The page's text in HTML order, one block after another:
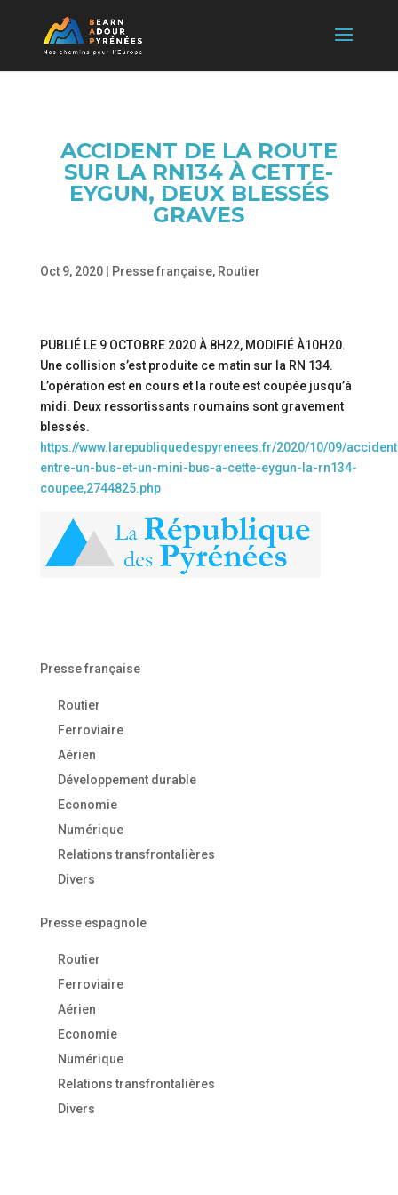
ACCIDENT DE LA ROUTE
SUR LA RN134 À CETTE-
EYGUN, DEUX BLESSÉS
GRAVES
Oct 9, 2020| Presse française, Routier
PUBLIÉ LE 9 OCTOBRE 2020 À 8H22, MODIFIÉÀ10H20.
Une collision s’est produite ce matin sur la RN 134.
L’opération est en cours et la route est coupée jusqu’à
midi. Deux ressortissants roumains sont gravement
blessés.
https://www.larepubliquedespyrenees.fr/2020/10/09/
entre-un-bus-et-un-mini-bus-a-cette-eygun-la-rn134-
coupee,2744825.php
Presse française
Routier
Ferroviaire
Aérien
Développement durable
Economie
Numérique
Relations transfrontalières
Divers
Presse espagnole
Routier
Ferroviaire
Aérien
Economie
Numérique
Relations transfrontalières
Divers